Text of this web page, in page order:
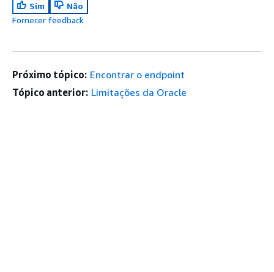
Sim
Não
Fornecer feedback
Próximo tópico: Encontrar o endpoint
Tópico anterior: Limitações da Oracle